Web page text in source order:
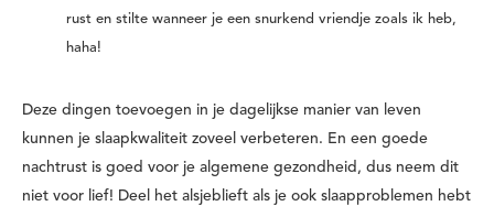
rust en stilte wanneer je een snurkend vriendje zoals ik heb,
haha!
Deze dingen toevoegen in je dagelijkse manier van leven
kunnen je slaapkwaliteit zoveel verbeteren. En een goede
nachtrust is goed voor je algemene gezondheid, dus neem dit
niet voor lief! Deel het alsjeblieft als je ook slaapproblemen hebt